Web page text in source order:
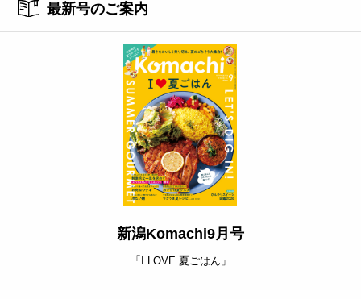
最新号のご案内
新潟Komachi9月号
「I LOVE 夏ごはん」